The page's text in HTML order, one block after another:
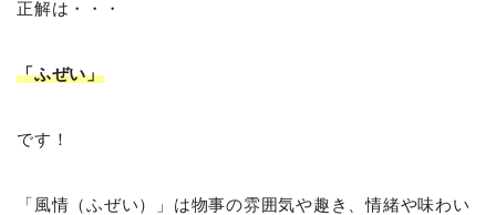
正解は・・・
「ふぜい」
です！
「風情（ふぜい）」は物事の雰囲気や趣き、情緒や味わい